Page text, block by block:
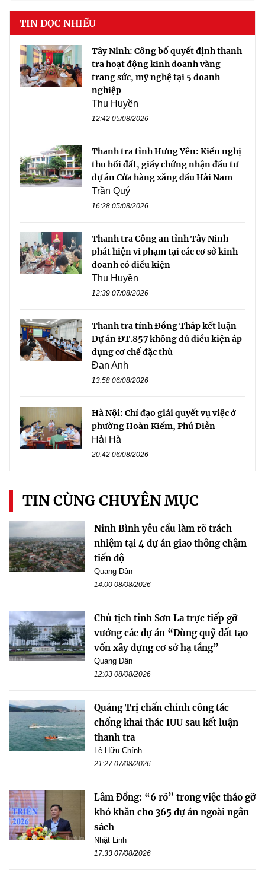
TIN ĐỌC NHIỀU
Tây Ninh: Công bố quyết định thanh
tra hoạt động kinh doanh vàng
trang sức, mỹ nghệ tại 5 doanh
nghiệp
Thu Huyền
12:42 05/08/2026
Thanh tra tỉnh Hưng Yên: Kiến nghị
thu hồi đất, giấy chứng nhận đầu tư
dự án Cửa hàng xăng dầu Hải Nam
Trần Quý
16:28 05/08/2026
Thanh tra Công an tỉnh Tây Ninh
phát hiện vi phạm tại các cơ sở kinh
doanh có điều kiện
Thu Huyền
12:39 07/08/2026
Thanh tra tỉnh Đồng Tháp kết luận
Dự án ĐT.857 không đủ điều kiện áp
dụng cơ chế đặc thù
Đan Anh
13:58 06/08/2026
Hà Nội: Chỉ đạo giải quyết vụ việc ở
phường Hoàn Kiếm, Phú Diễn
Hải Hà
20:42 06/08/2026
TIN CÙNG CHUYÊN MỤC
Ninh Bình yêu cầu làm rõ trách
nhiệm tại 4 dự án giao thông chậm
tiến độ
Quang Dân
14:00 08/08/2026
Chủ tịch tỉnh Sơn La trực tiếp gỡ
vướng các dự án “Dùng quỹ đất tạo
vốn xây dựng cơ sở hạ tầng”
Quang Dân
12:03 08/08/2026
Quảng Trị chấn chỉnh công tác
chống khai thác IUU sau kết luận
thanh tra
Lê Hữu Chính
21:27 07/08/2026
Lâm Đồng: “6 rõ” trong việc tháo gỡ
khó khăn cho 365 dự án ngoài ngân
sách
Nhật Linh
17:33 07/08/2026